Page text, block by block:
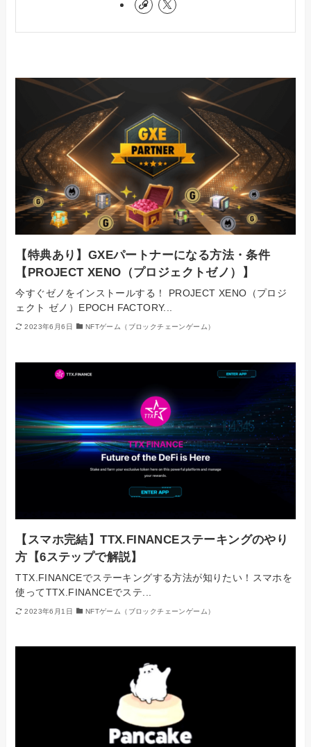
【特典あり】GXEパートナーになる方法・条件
【PROJECT XENO（プロジェクトゼノ）】
今すぐゼノをインストールする！ PROJECT XENO（プロジ
ェクト ゼノ）EPOCH FACTORY...
2023年6月6日 NFTゲーム（ブロックチェーンゲーム）
【スマホ完結】TTX.FINANCEステーキングのやり
方【6ステップで解説】
TTX.FINANCEでステーキングする方法が知りたい！スマホを
使ってTTX.FINANCEでステ...
2023年6月1日 NFTゲーム（ブロックチェーンゲーム）